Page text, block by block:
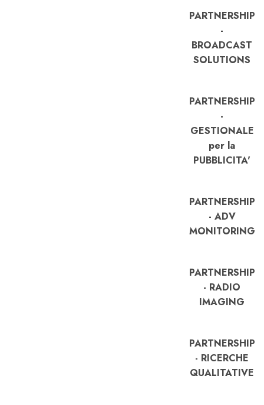
PARTNERSHIP
-
BROADCAST
SOLUTIONS
PARTNERSHIP
-
GESTIONALE
per la
PUBBLICITA'
PARTNERSHIP
- ADV
MONITORING
PARTNERSHIP
- RADIO
IMAGING
PARTNERSHIP
- RICERCHE
QUALITATIVE